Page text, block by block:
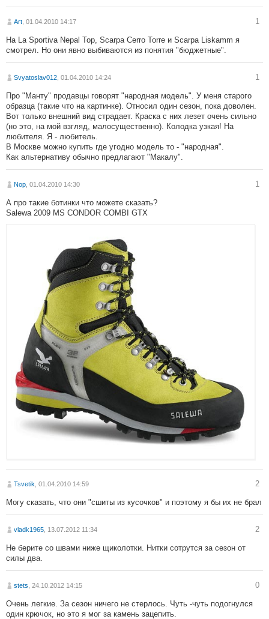
Art , 01.04.2010 14:17 1
На La Sportiva Nepal Top, Scarpa Cerro Torre и Scarpa Liskamm я
смотрел. Но они явно выбиваются из понятия "бюджетные".
Svyatoslav012 , 01.04.2010 14:24 1
Про "Манту" продавцы говорят "народная модель". У меня старого
образца (такие что на картинке). Относил один сезон, пока доволен.
Вот только внешний вид страдает. Краска с них лезет очень сильно
(но это, на мой взгляд, малосущественно). Колодка узкая! На
любителя. Я - любитель.
В Москве можно купить где угодно модель то - "народная".
Как альтернативу обычно предлагают "Макалу".
Nop , 01.04.2010 14:30 1
А про такие ботинки что можете сказать?
Salewa 2009 MS CONDOR COMBI GTX
Tsvetik , 01.04.2010 14:59 2
Могу сказать, что они "сшиты из кусочков" и поэтому я бы их не брал
vladk1965 , 13.07.2012 11:34 2
Не берите со швами ниже щиколотки. Нитки сотрутся за сезон от
силы два.
stets , 24.10.2012 14:15 0
Очень легкие. За сезон ничего не стерлось. Чуть -чуть подогнулся
один крючок, но это я мог за камень зацепить.